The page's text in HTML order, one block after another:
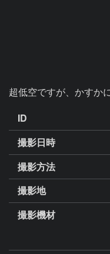
超低空ですが、かすか
ID
撮影日時
撮影方法
撮影地
撮影機材